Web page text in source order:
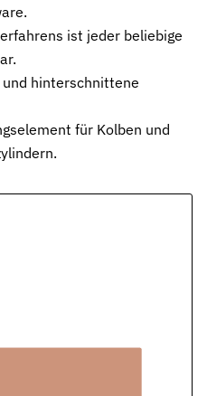
für Pneumatikzylinder
Anwendungen in
dynamische Anwendungen
ist jeder beliebige
und hinterschnittene
für Kolben und